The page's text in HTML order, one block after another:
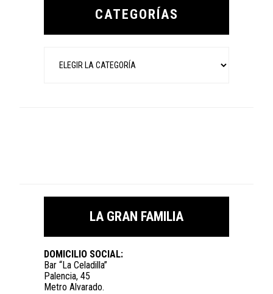
CATEGORÍAS
LA GRAN FAMILIA
DOMICILIO SOCIAL:
Bar “La Celadilla”
Palencia, 45
Metro Alvarado.